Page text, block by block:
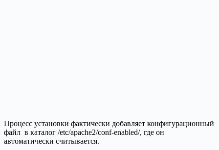
Процесс установки фактически добавляет конфигурационный
файл в каталог /etc/apache2/conf-enabled/, где он
автоматически считывается.